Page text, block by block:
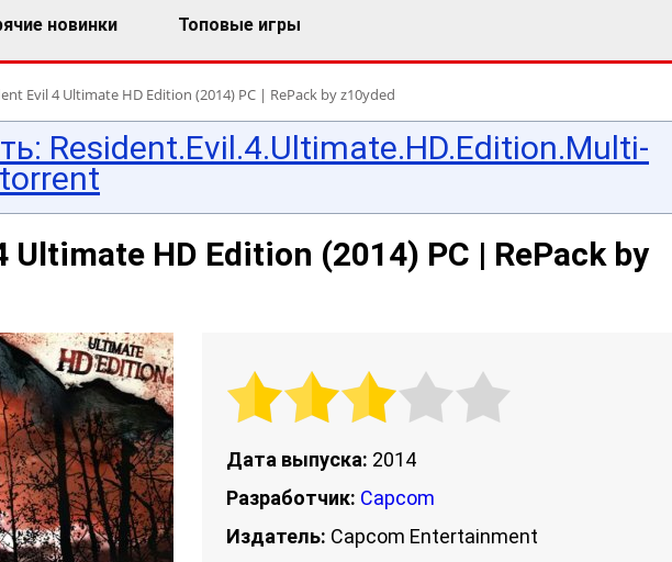
новинки Топовые игры
Evil 4 Ultimate HD Edition (2014) PC | RePack by z10yded
Resident.Evil.4.Ultimate.HD.Edition.Multi-
Ultimate HD Edition (2014) PC | RePack by
Дата выпуска: 2014
Разработчик: Capcom
Издатель: Capcom Entertainment